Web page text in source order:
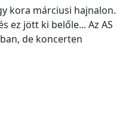
kora márciusi hajnalon.
ez jött ki belőle... Az AS
de koncerten